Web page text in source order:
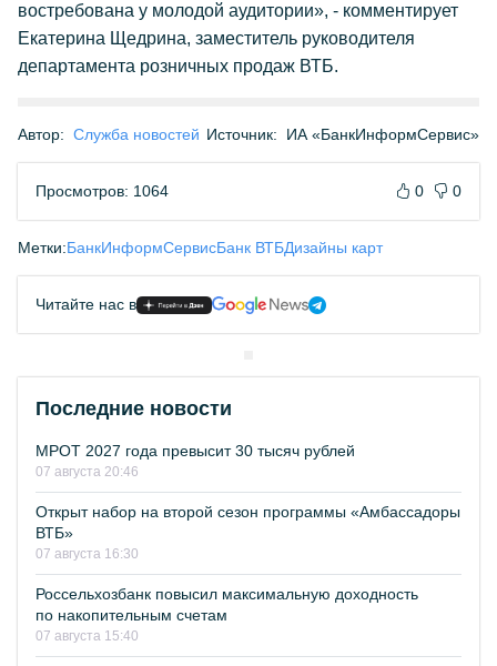
востребована у молодой аудитории», - комментирует
Екатерина Щедрина, заместитель руководителя
департамента розничных продаж ВТБ.
Автор: Служба новостей Источник: ИА «БанкИнформСервис»
Просмотров: 1064 0 0
Метки:БанкИнформСервисБанк ВТБДизайны карт
Читайте нас в
Последние новости
МРОТ 2027 года превысит 30 тысяч рублей
07 августа 20:46
Открыт набор на второй сезон программы «Амбассадоры
ВТБ»
07 августа 16:30
Россельхозбанк повысил максимальную доходность
по накопительным счетам
07 августа 15:40